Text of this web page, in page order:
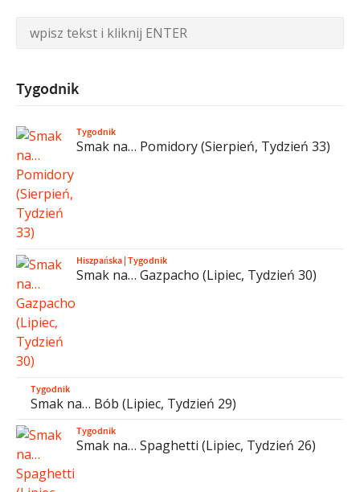
Tygodnik
Tygodnik
Smak na… Pomidory (Sierpień, Tydzień 33)
Hiszpańska|Tygodnik
Smak na… Gazpacho (Lipiec, Tydzień 30)
Tygodnik
Smak na… Bób (Lipiec, Tydzień 29)
Tygodnik
Smak na… Spaghetti (Lipiec, Tydzień 26)